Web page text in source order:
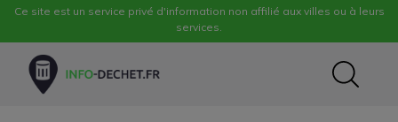
Ce site est un service privé d'information non affilié aux villes ou à leurs
services.